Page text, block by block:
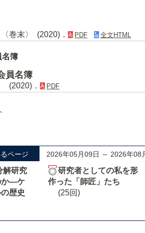
〈巻末〉 (2020)． PDF 全文HTML
名簿
員名簿
(2020)． PDF
ページ 2026年05月09日 ～ 2026年08
解研究
か―ケ
歴史
研究者としての私を形
作った「師匠」たち
(25回)